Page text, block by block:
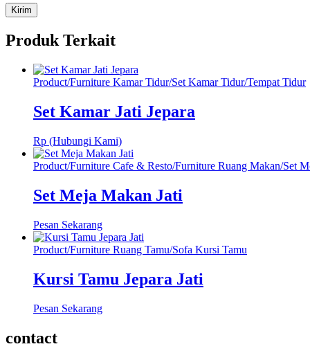
Produk Terkait
Product/Furniture Kamar Tidur/Set Kamar Tidur/Tempat Tidur
Set Kamar Jati Jepara
Rp (Hubungi Kami)
Product/Furniture Cafe & Resto/Furniture Ruang Makan/Set
Set Meja Makan Jati
Pesan Sekarang
Product/Furniture Ruang Tamu/Sofa Kursi Tamu
Kursi Tamu Jepara Jati
Pesan Sekarang
contact